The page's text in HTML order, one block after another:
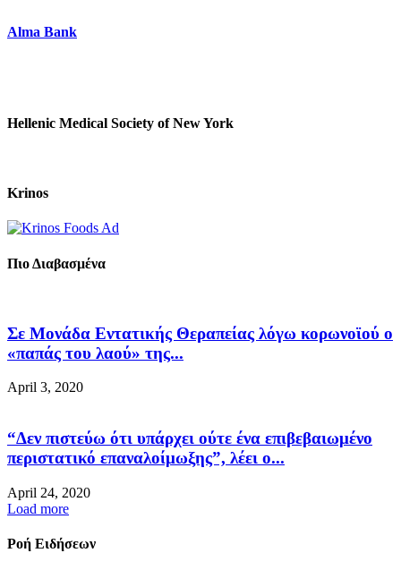
Alma Bank
Hellenic Medical Society of New York
Krinos
Πιο Διαβασμένα
Σε Μονάδα Εντατικής Θεραπείας λόγω κορωνοϊού ο
«παπάς του λαού» της...
April 3, 2020
“Δεν πιστεύω ότι υπάρχει ούτε ένα επιβεβαιωμένο
περιστατικό επαναλοίμωξης”, λέει ο...
April 24, 2020
Load more
Ροή Ειδήσεων